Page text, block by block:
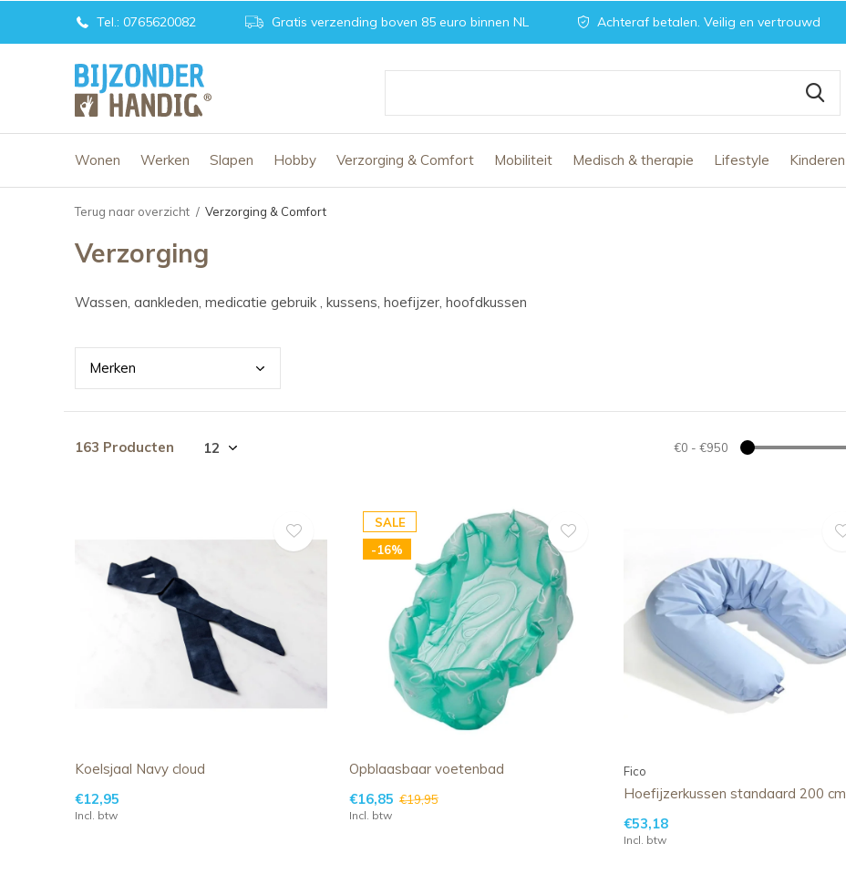
Wonen Werken Slapen Hobby Verzorging & Comfort Mobiliteit Medisch & therapie Lifestyle Kinderen
Tel.: 0765620082 Gratis verzending boven 85 euro binnen NL Achteraf betalen. Veilig en vertrouwd
Terug naar overzicht Verzorging & Comfort
Verzorging
Wassen, aankleden, medicatie gebruik , kussens, hoefijzer, hoofdkussen
Merken
163 Producten €0 - €950
Koelsjaal Navy cloud
€12,95
Incl. btw
SALE
-16%
Opblaasbaar voetenbad
€16,85 €19,95
Incl. btw
Fico
Hoefijzerkussen standaard 200 cm
€53,18
Incl. btw